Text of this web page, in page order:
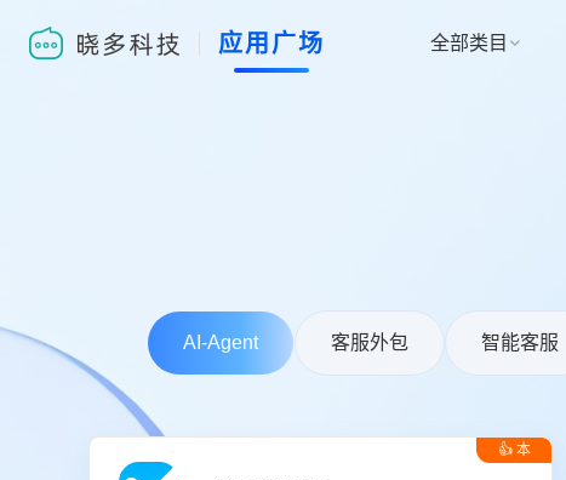
应用广场 全部类目 
AI-Agent 客服外包 智能客服
👍 本